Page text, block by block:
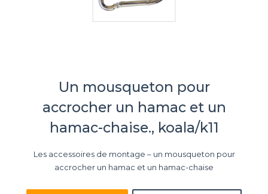
Un mousqueton pour
accrocher un hamac et un
hamac-chaise., koala/k11
Les accessoires de montage – un mousqueton pour
accrocher un hamac et un hamac-chaise